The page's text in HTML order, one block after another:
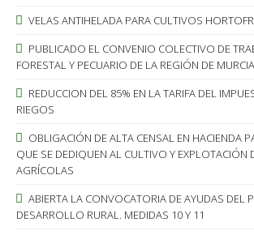
VELAS ANTIHELADA PARA CULTIVOS
PUBLICADO EL CONVENIO COLECTIVO DE
FORESTAL Y PECUARIO DE LA REGIÓN DE
REDUCCION DEL 85% EN LA TARIFA DEL
RIEGOS
OBLIGACIÓN DE ALTA CENSAL EN HACIENDA
QUE SE DEDIQUEN AL CULTIVO Y EXPLOTACIÓN
AGRÍCOLAS
ABIERTA LA CONVOCATORIA DE AYUDAS DEL
DESARROLLO RURAL. MEDIDAS 10 Y 11